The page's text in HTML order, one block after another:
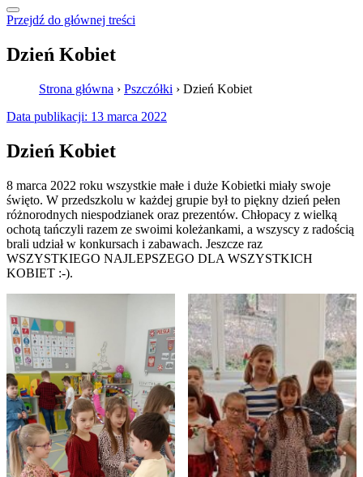
Przejdź do głównej treści
Dzień Kobiet
Strona główna › Pszczółki › Dzień Kobiet
Data publikacji: 13 marca 2022
Dzień Kobiet
8 marca 2022 roku wszystkie małe i duże Kobietki miały swoje
święto. W przedszkolu w każdej grupie był to piękny dzień pełen
różnorodnych niespodzianek oraz prezentów. Chłopacy z wielką
ochotą tańczyli razem ze swoimi koleżankami, a wszyscy z radością
brali udział w konkursach i zabawach. Jeszcze raz
WSZYSTKIEGO NAJLEPSZEGO DLA WSZYSTKICH
KOBIET :-).